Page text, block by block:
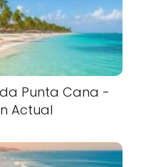
Punta Cana -
Actual